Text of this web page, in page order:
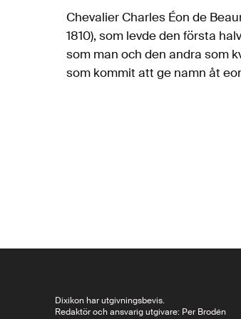
Chevalier Charles Éon de
1810), som levde den första
som man och den andra som
som kommit att ge namn åt
Dixikon har utgivningsbevis.
Redaktör och ansvarig utgivare: Per Brodén